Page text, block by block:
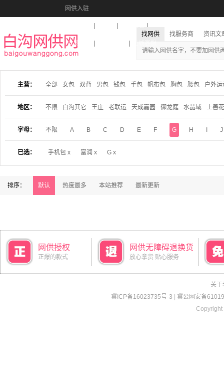
网供入驻
收藏本站
找网供 找服务商 资讯文
主营： 全部 女包 双背 男包 钱包 手包 帆布包 胸包 腰包 户外运
地区： 不限 白沟其它 王庄 老联运 天成嘉园 御龙庭 水晶域 上善
字母： 不限 A B C D E F G H J
已选： 手机包 x 富润 x G x
排序： 默认 热度最多 本站推荐 最新更新
网供授权
正爆的款式
网供无障碍退换货
放心拿货 贴心服务
关于
冀ICP备16023735号-3
冀公网安备